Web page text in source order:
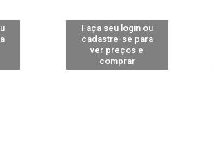
Faça seu login ou
cadastre-se para
ver preços e
comprar